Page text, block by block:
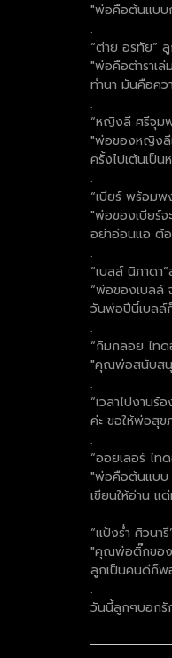
"พ่อคือต้นแบบ
.
“ต่าย อรทัย”
"พ่อคือตำราเ
ทำนา มันคือคว
.
“หญิงลี ศรีจุม
"พ่อของหญิงลี
ครั้งไปเต้นเป็
.
“เบียร์ พร้อม
"พ่อของเบียร์
อย่าอ่อนแอ ต้
.
“เบลล์ นิภาด
“พ่อของเบลล์
วันพ่อปีนี้เบลล์
.
“กิมกลอย ไท
"คุณพ่อสนับสนุ
.
“เวลาไปงาน
ค่ะ ขอให้พ่อสุข
.
“ออยเลอร์ ไ
"พ่อคือต้นแบบ
เขียนให้อ่าน แ
.
“แป้งร่ำ ศิวน
"คุณพ่อติ๊กของห
ลูกเป็นคนดีก็พ
.
วันนี้ลูกๆบอกรั